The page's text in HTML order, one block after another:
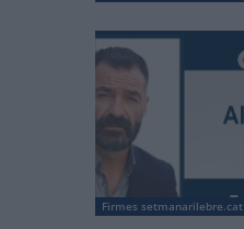
Firmes setmanarilebre.cat